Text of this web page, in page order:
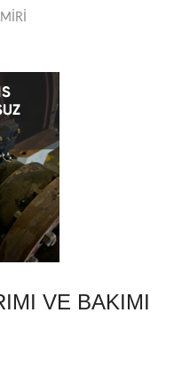
VE BAKIMI